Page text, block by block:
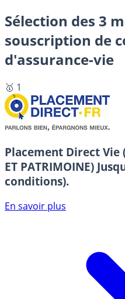
Sélection des 3
souscription de
d'assurance-vie
🥇 1
Placement Direct Vie
ET PATRIMOINE)
conditions).
En savoir plus